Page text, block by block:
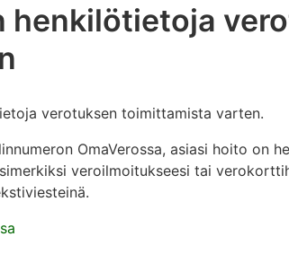
henkilötietoja
verotuksen toimittamista varten.
OmaVerossa, asiasi hoito on
veroilmoitukseesi tai